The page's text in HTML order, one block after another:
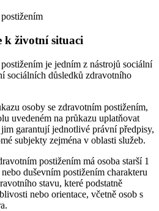
k životní situaci
je jedním z nástrojů sociální
sociálních důsledků zdravotního
osoby se zdravotním postižením,
uvedeném na průkazu uplatňovat
garantují jednotlivé právní předpisy,
subjekty zejména v oblasti služeb.
postižením má osoba starší 1
duševním postižením charakteru
stavu, které podstatně
nebo orientace, včetně osob s